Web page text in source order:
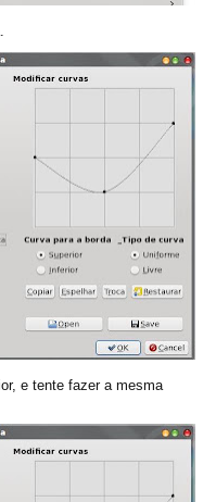
e tente fazer a mesma